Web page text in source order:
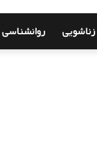
زناشویی روانشناسی